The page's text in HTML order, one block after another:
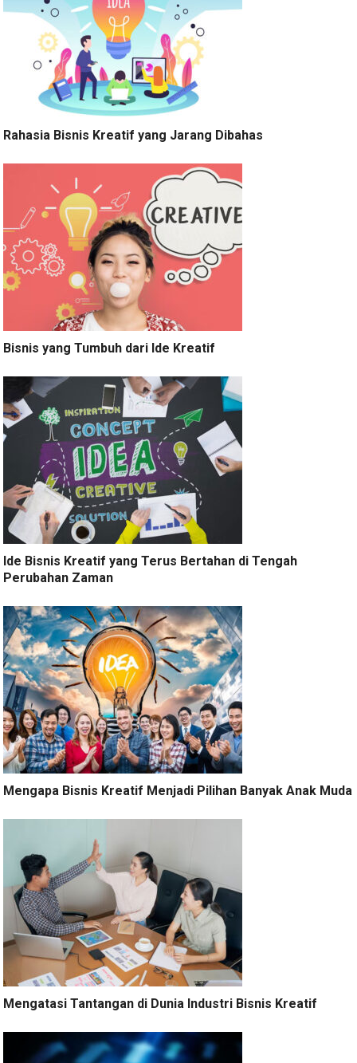
Rahasia Bisnis Kreatif yang Jarang Dibahas
Bisnis yang Tumbuh dari Ide Kreatif
Ide Bisnis Kreatif yang Terus Bertahan di Tengah
Perubahan Zaman
Mengapa Bisnis Kreatif Menjadi Pilihan Banyak Anak Muda
Mengatasi Tantangan di Dunia Industri Bisnis Kreatif